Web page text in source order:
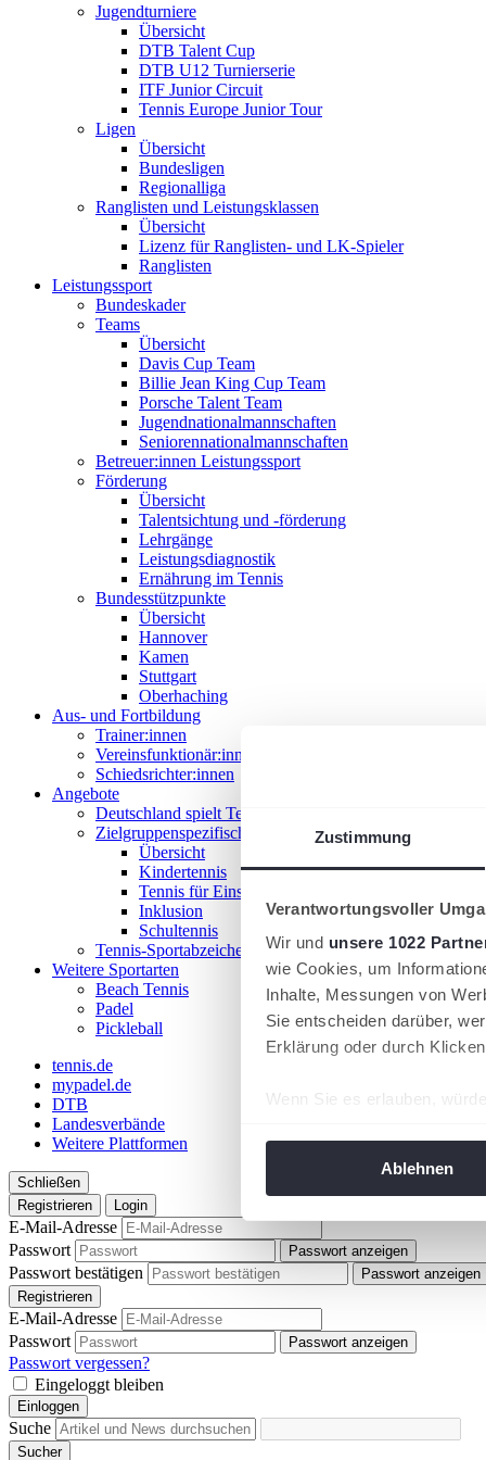
Zustimmung
Verantwortungsvoller
Wir und unsere 1022
wie Cookies, um
Inhalte, Messungen von
Sie entscheiden darüber,
Erklärung oder durch
Wenn Sie es erlauben,
Wir verwenden Cookies, um
und die Zugriffe auf unsere
möglicherweise mit
Ablehnen
Jugendturniere
Übersicht
DTB Talent Cup
DTB U12 Turnierserie
ITF Junior Circuit
Tennis Europe Junior Tour
Ligen
Übersicht
Bundesligen
Regionalliga
Ranglisten und Leistungsklassen
Übersicht
Lizenz für Ranglisten- und LK-Spieler
Ranglisten
Leistungssport
Bundeskader
Teams
Übersicht
Davis Cup Team
Billie Jean King Cup Team
Porsche Talent Team
Jugendnationalmannschaften
Seniorennationalmannschaften
Betreuer:innen Leistungssport
Förderung
Übersicht
Talentsichtung und -förderung
Lehrgänge
Leistungsdiagnostik
Ernährung im Tennis
Bundesstützpunkte
Übersicht
Hannover
Kamen
Stuttgart
Oberhaching
Aus- und Fortbildung
Trainer:innen
Vereinsfunktionär:innen
Schiedsrichter:innen
Angebote
Deutschland spielt Tennis
Zielgruppenspezifische Angebote
Übersicht
Kindertennis
Tennis für Einsteiger 18+
Inklusion
Schultennis
Tennis-Sportabzeichen
Weitere Sportarten
Beach Tennis
Padel
Pickleball
tennis.de
mypadel.de
DTB
Landesverbände
Weitere Plattformen
Schließen
Registrieren
Login
E-Mail-Adresse
Passwort
Passwort anzeigen
Passwort bestätigen
Passwort anzeigen
Registrieren
E-Mail-Adresse
Passwort
Passwort anzeigen
Passwort vergessen?
Eingeloggt bleiben
Einloggen
Suche
Sucher